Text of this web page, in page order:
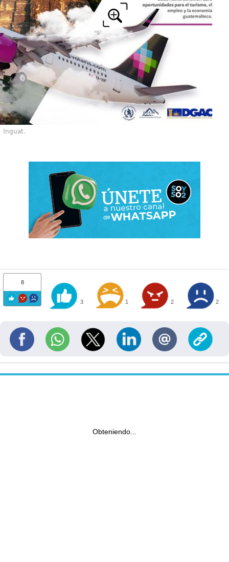
Inguat.
8
3 1 2 2
Obteniendo...